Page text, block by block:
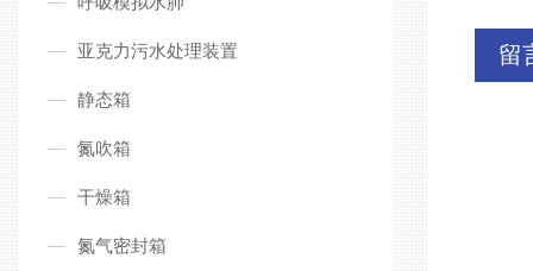
亚克力污水处理装置
静态箱
氮吹箱
干燥箱
氮气密封箱
留